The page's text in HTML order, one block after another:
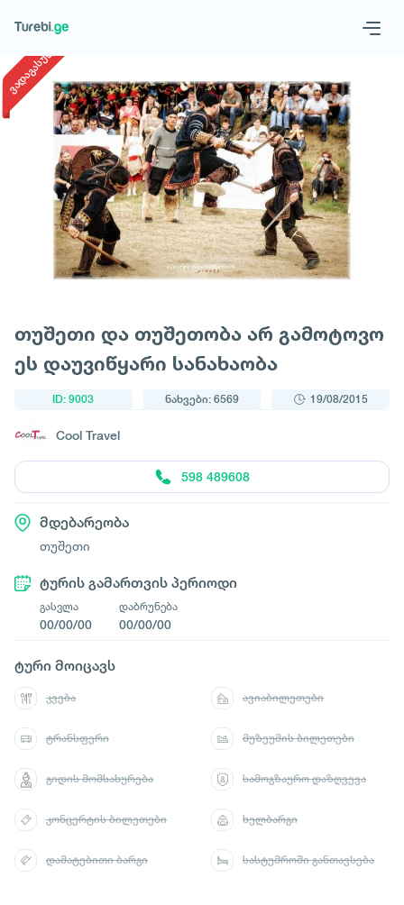
მოითხოვე ტური
ვადაგასული
თუშეთი და თუშეთობა არ გამოტოვო
ეს დაუვიწყარი სანახაობა
ID: 9003 ნახვები: 6569 19/08/2015
Cool Travel
598 489608
მდებარეობა
თუშეთი
ტურის გამართვის პერიოდი
გასვლა
00/00/00
დაბრუნება
00/00/00
ტური მოიცავს
კვება ავიაბილეთები
ტრანსფერი მუზეუმის ბილეთები
გიდის მომსახურება სამოგზაურო დაზღვევა
კონცერტის ბილეთები ხელბარგი
დამატებითი ბარგი სასტუმროში განთავსება